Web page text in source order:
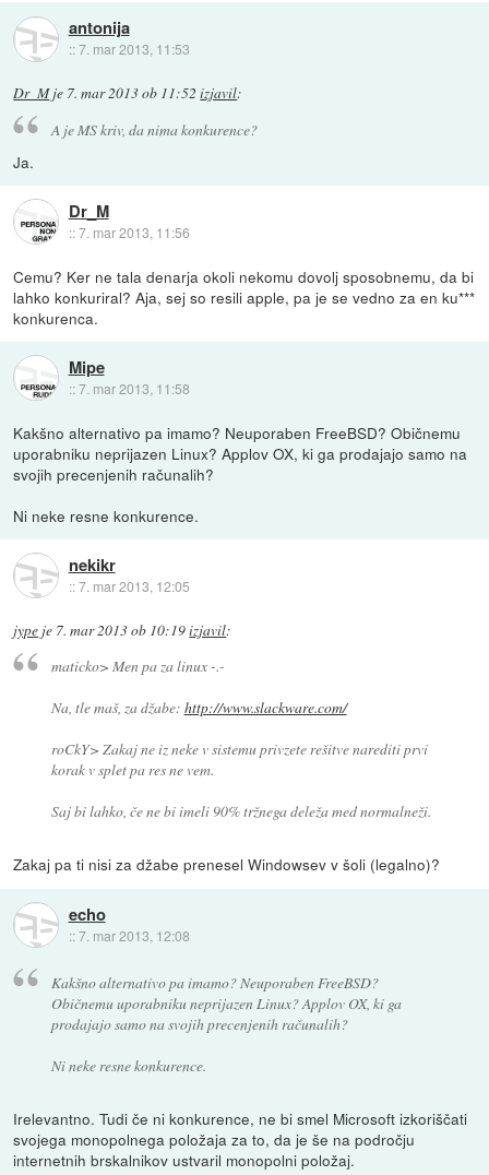
antonija
::7. mar 2013, 11:53
Dr_Mje 7. mar 2013 ob 11:52 izjavil:
A je MS kriv, da nima konkurence?
Ja.
Dr_M
::7. mar 2013, 11:56
Cemu? Ker ne tala denarja okoli nekomu dovolj sposobnemu, da bi
lahko konkuriral? Aja, sej so resili apple, pa je se vedno za en ku***
konkurenca.
Mipe
::7. mar 2013, 11:58
Kakšno alternativo pa imamo? Neuporaben FreeBSD? Običnemu
uporabniku neprijazen Linux? Applov OX, ki ga prodajajo samo na
svojih precenjenih računalih?
Ni neke resne konkurence.
nekikr
::7. mar 2013, 12:05
jype je 7. mar 2013 ob 10:19izjavil:
maticko> Men pa za linux -.-
Na, tle maš, za džabe: http://www.slackware.com/
roCkY> Zakaj ne iz neke v sistemu privzete rešitve narediti prvi
korak v splet pa res ne vem.
Saj bi lahko, če ne bi imeli 90% tržnega deleža med normalneži.
Zakaj pa ti nisi za džabe prenesel Windowsev v šoli (legalno)?
echo
::7. mar 2013, 12:08
Kakšno alternativo pa imamo? Neuporaben FreeBSD?
Običnemu uporabniku neprijazen Linux? Applov OX, ki ga
prodajajo samo na svojih precenjenih računalih?
Ni neke resne konkurence.
Irelevantno. Tudi če ni konkurence, ne bi smel Microsoft izkoriščati
svojega monopolnega položaja za to, da je še na področju
internetnih brskalnikov ustvaril monopolni položaj.